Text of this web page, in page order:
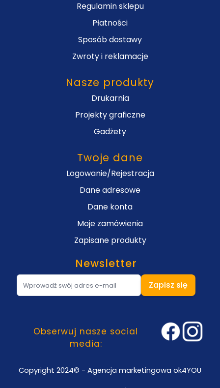
Regulamin sklepu
Płatności
Sposób dostawy
Zwroty i reklamacje
Nasze produkty
Drukarnia
Projekty graficzne
Gadżety
Twoje dane
Logowanie/Rejestracja
Dane adresowe
Dane konta
Moje zamówienia
Zapisane produkty
Newsletter
Adres e-mailZapisz się
Obserwuj nasze social
media:
Copyright 2024© - Agencja marketingowa ok4YOU